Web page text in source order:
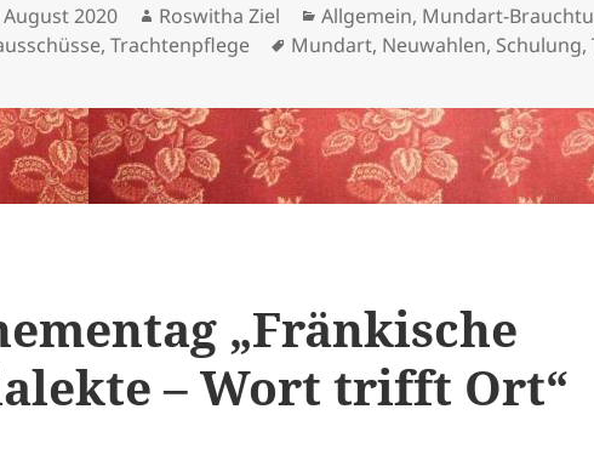
August 2020 Autor
Roswitha Ziel Kategorien
Allgemein, Mundart-
,Trachtenpflege Schlagwörter
Mundart, Neuwahlen, Schulung,
„Fränkische
– Wort trifft Ort“